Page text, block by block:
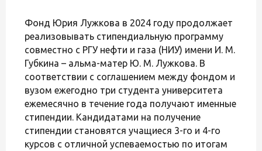
Фонд Юрия Лужкова в 2024 году продолжает
реализовывать стипендиальную программу
совместно с РГУ нефти и газа (НИУ) имени И. М.
Губкина – альма-матер Ю. М. Лужкова. В
соответствии с соглашением между фондом и
вузом ежегодно три студента университета
ежемесячно в течение года получают именные
стипендии. Кандидатами на получение
стипендии становятся учащиеся 3-го и 4-го
курсов с отличной успеваемостью по итогам